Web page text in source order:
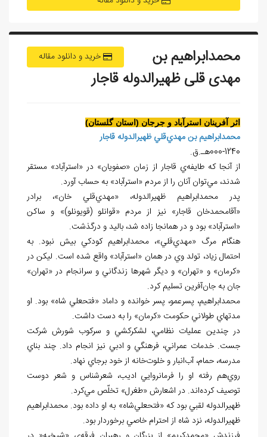
خرید و دانلود مقاله
محمدابراهیم بن
مهدی قلی ظهیرالدوله قاجار
اثر آفرينان استرآباد و جرجان (استان گلستان)
محمدابراهيم بن مهدي‌قلي ظهيرالدوله قاجار
000-1240هـ.ق.
از آنجا که طايفه‌ي قاجار از زمان «صفويان» در «استرآباد» مستقر
شدند، مي‌توان آنان را از مردم «استرآباد» به حساب آورد.
پدر محمدابراهيم ظهيرالدوله، «مهدي‌قلي خان»، برادر
«آقامحمدخان قاجار» نيز از مردم «قوانلو (قويونلو)» و ساکن
«استرآباد» بود و در همانجا زاده شد، باليد و درگذشت.
هنگام مرگ «مهدي‌قلي»، محمدابراهيم کودکي بيش نبود. به
احتمال زياد، تولد وي در همان «استرآباد» واقع شده است. ليکن در
«کرمان» و «تهران» و ديگر شهرها زندگاني و سرانجام در «تهران»
جان به جان‌آفرين تسليم کرد.
محمدابراهيم، پسرعمو، پسر خوانده و داماد «فتحعلي شاه» بود. او
مدتهاي طولاني حکومت «کرمان» را به دست داشت.
در چندين عمليات نظامي، لشکرکشي و سرکوب شورش شرکت
جست. خدمات عمراني، فرهنگي و ادبي نيز انجام داد. چند بناي
مدرسه، حمام، آب‌انبار و خلوت‌خانه از خود برجاي نهاد.
روي‌هم رفته او را فرمانروايي اديب، شعرشناس و شعر دوست
توصيف کرده‌اند. در اشعارش «طغرل» تخلّص مي‌کرد.
ظهيرالدوله لقبي بود که «فتحعلي‌شاه» به او داده بود. محمدابراهيم
ظهيرالدوله، نزد شاه از احترام خاصي برخوردار بود.